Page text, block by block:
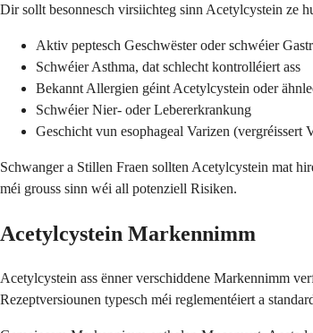
Dir sollt besonnesch virsiichteg sinn Acetylcystein ze
Aktiv peptesch Geschwëster oder schwéier
Schwéier Asthma, dat schlecht kontrolléiert ass
Bekannt Allergien géint Acetylcystein oder
Schwéier Nier- oder Lebererkrankung
Geschicht vun esophageal Varizen (vergréissert
Schwanger a Stillen Fraen sollten Acetylcystein mat
méi grouss sinn wéi all potenziell Risiken.
Acetylcystein Markennimm
Acetylcystein ass ënner verschiddene Markennimm
Rezeptversiounen typesch méi reglementéiert a